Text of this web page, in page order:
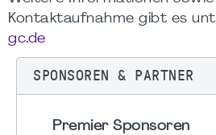
Kontaktaufnahme gibt es
gc.de
SPONSOREN & PARTNER
Premier Sponsoren